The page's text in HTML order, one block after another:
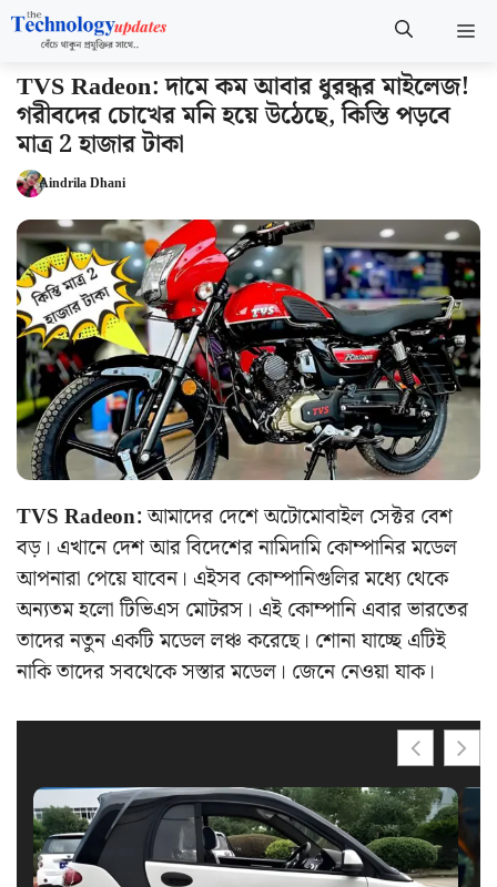
Skip
content
TVS Radeon: দামে কম আবার ধুরন্ধর মাইলেজ!
গরীবদের চোখের মনি হয়ে উঠেছে, কিস্তি পড়বে
মাত্র 2 হাজার টাকা
Aindrila Dhani
TVS Radeon:আমাদের দেশে অটোমোবাইল সেক্টর বেশ
বড়। এখানে দেশ আর বিদেশের নামিদামি কোম্পানির মডেল
আপনারা পেয়ে যাবেন। এইসব কোম্পানিগুলির মধ্যে থেকে
অন্যতম হলো টিভিএস মোটরস। এই কোম্পানি এবার ভারতের
তাদের নতুন একটি মডেল লঞ্চ করেছে। শোনা যাচ্ছে এটিই
নাকি তাদের সবথেকে সস্তার মডেল। জেনে নেওয়া যাক।